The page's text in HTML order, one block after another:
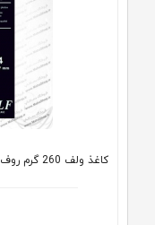
کاغذ ولف 260 گرم روف سیلک 50 برگی A4